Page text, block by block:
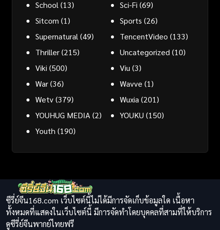
School(13) Sci-Fi (69)
Sitcom (1) Sports (26)
Supernatural(49) TencentVideo (133)
Thriller(215) Uncategorized(10)
Viki (500) Viu(3)
War(36) Wavve (1)
Wetv(379) Wuxia(201)
YOUHUG MEDIA(2) YOUKU (150)
Youth (190)
ซีรี่ย์จีน168.com เว็บไซต์นี้ไม่ได้มีการจัดเก็บข้อมูลใด เนื้อหา
ทั้งหมดที่แสดงในเว็บไซต์นี้ มีการจัดทำโดยบุคคลที่สามที่ให้บริการ
ดูซีรี่ย์จีนพากย์ไทยฟรี